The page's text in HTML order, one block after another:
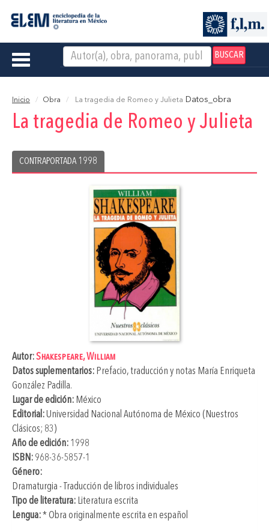
BUSCAR
Toggle
Inicio Obra La tragedia de Romeo y Julieta Datos_obra
La tragedia de Romeo y Julieta
CONTRAPORTADA 1998
Autor:Shakespeare, William
Datos suplementarios: Prefacio, traducción y notas María Enriqueta
González Padilla.
Lugar de edición: México
Editorial:Universidad Nacional Autónoma de México (Nuestros
Clásicos; 83)
Año de edición: 1998
ISBN: 968-36-5857-1
Género:
Dramaturgia - Traducción de libros individuales
Tipo de literatura: Literatura escrita
Lengua:* Obra originalmente escrita en español